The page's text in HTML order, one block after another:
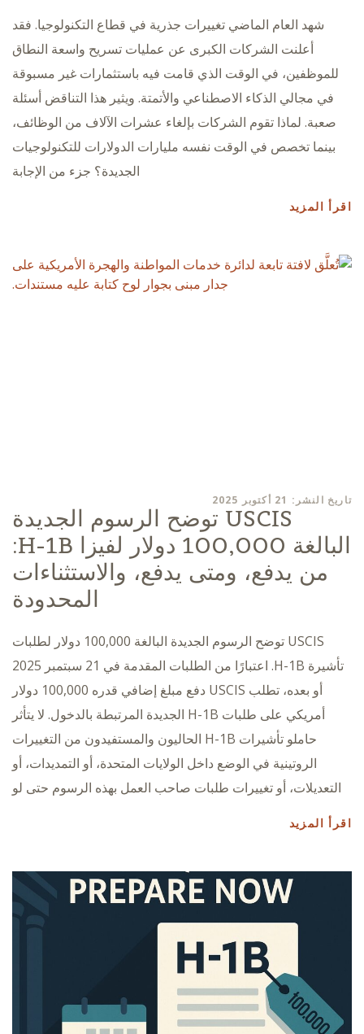
شهد العام الماضي تغييرات جذرية في قطاع التكنولوجيا. فقد
أعلنت الشركات الكبرى عن عمليات تسريح واسعة النطاق
للموظفين، في الوقت الذي قامت فيه باستثمارات غير مسبوقة
في مجالي الذكاء الاصطناعي والأتمتة. ويثير هذا التناقض أسئلة
صعبة. لماذا تقوم الشركات بإلغاء عشرات الآلاف من الوظائف،
بينما تخصص في الوقت نفسه مليارات الدولارات للتكنولوجيات
الجديدة؟ جزء من الإجابة
اقرأ المزيد
تاريخ النشر: 21 أكتوبر 2025
USCIS توضح الرسوم الجديدة
البالغة 100,000 دولار لفيزا H-1B:
من يدفع، ومتى يدفع، والاستثناءات
المحدودة
USCIS توضح الرسوم الجديدة البالغة 100,000 دولار لطلبات
تأشيرة H-1B. اعتبارًا من الطلبات المقدمة في 21 سبتمبر 2025
أو بعده، تطلب USCIS دفع مبلغ إضافي قدره 100,000 دولار
أمريكي على طلبات H-1B الجديدة المرتبطة بالدخول. لا يتأثر
حاملو تأشيرات H-1B الحاليون والمستفيدون من التغييرات
الروتينية في الوضع داخل الولايات المتحدة، أو التمديدات، أو
التعديلات، أو تغييرات طلبات صاحب العمل بهذه الرسوم حتى لو
اقرأ المزيد